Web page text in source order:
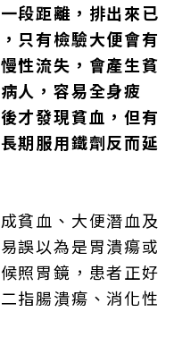
段距離，排出來已
只有檢驗大便會有
性流失，會產生貧
人，容易全身疲
才發現貧血，但有
期服用鐵劑反而延
貧血、大便潛血及
誤以為是胃潰瘍或
照胃鏡，患者正好
指腸潰瘍、消化性